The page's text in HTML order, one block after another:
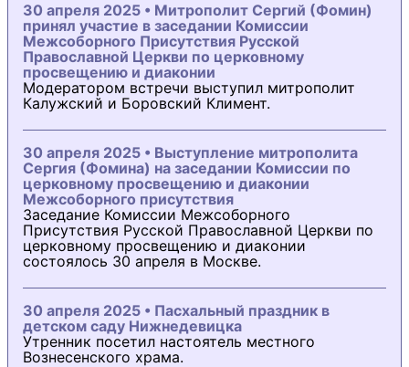
30 апреля 2025 • Митрополит Сергий (Фомин)
принял участие в заседании Комиссии
Межсоборного Присутствия Русской
Православной Церкви по церковному
просвещению и диаконии
Модератором встречи выступил митрополит
Калужский и Боровский Климент.
30 апреля 2025 • Выступление митрополита
Сергия (Фомина) на заседании Комиссии по
церковному просвещению и диаконии
Межсоборного присутствия
Заседание Комиссии Межсоборного
Присутствия Русской Православной Церкви по
церковному просвещению и диаконии
состоялось 30 апреля в Москве.
30 апреля 2025 • Пасхальный праздник в
детском саду Нижнедевицка
Утренник посетил настоятель местного
Вознесенского храма.